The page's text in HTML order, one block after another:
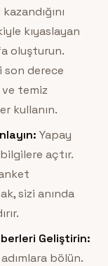
kıyaslayan
oluşturun.
son derece
temiz
kullanın.
Yapay
açtır.
sizi anında
Geliştirin:
bölün.